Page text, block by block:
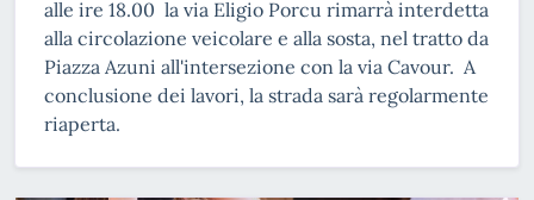
alle ire 18.00 la via Eligio Porcu rimarrà interdetta
alla circolazione veicolare e alla sosta, nel tratto da
Piazza Azuni all'intersezione con la via Cavour. A
conclusione dei lavori, la strada sarà regolarmente
riaperta.